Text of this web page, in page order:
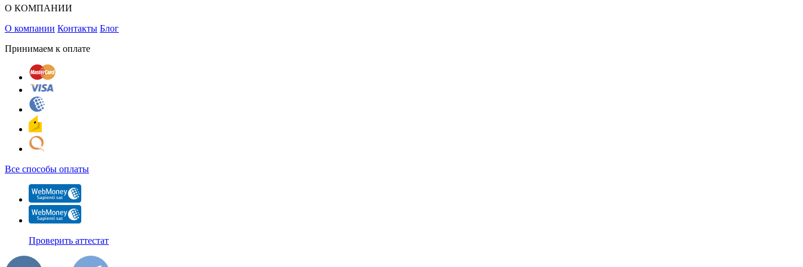
О КОМПАНИИ
О компании Контакты Блог
Принимаем к оплате
Все способы оплаты
Проверить аттестат